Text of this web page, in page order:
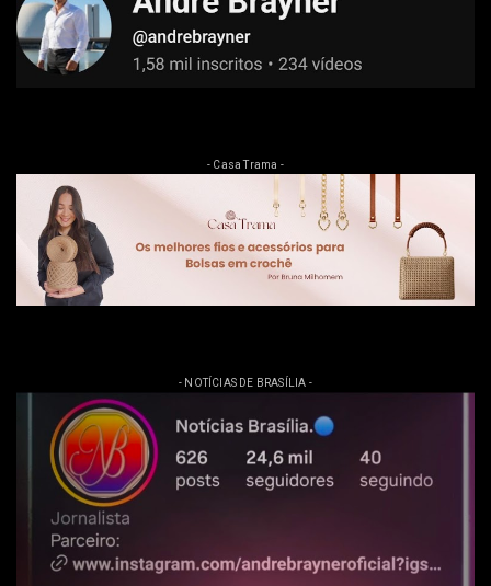
- Casa Trama -
- NOTÍCIAS DE BRASÍLIA -